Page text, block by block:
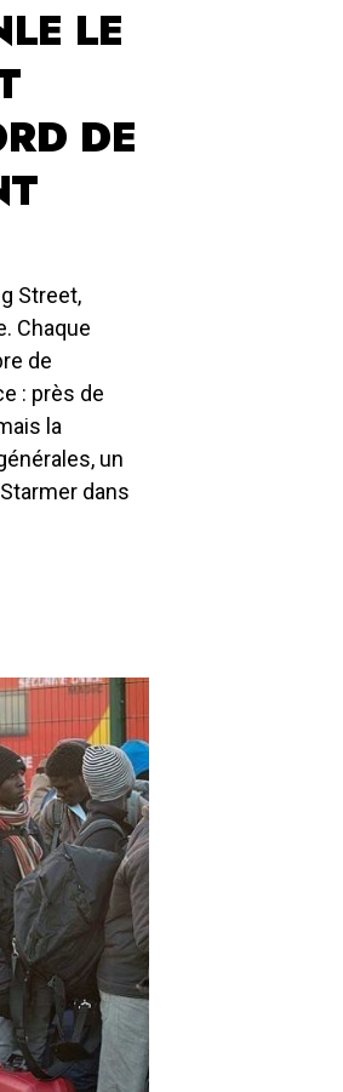
LE
DE
Street,
Chaque
de
: près de
la
un
dans